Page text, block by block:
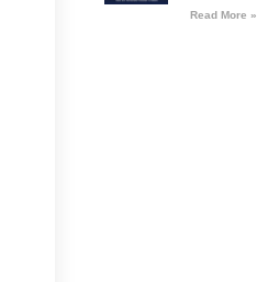
Read More »